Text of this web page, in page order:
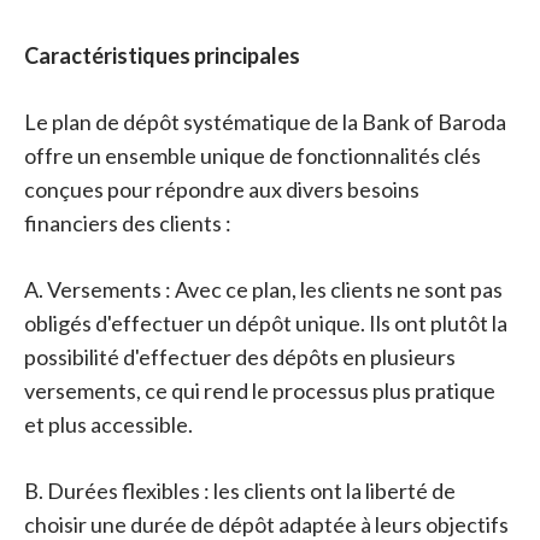
Caractéristiques principales
Le plan de dépôt systématique de la Bank of Baroda
offre un ensemble unique de fonctionnalités clés
conçues pour répondre aux divers besoins
financiers des clients :
A. Versements : Avec ce plan, les clients ne sont pas
obligés d'effectuer un dépôt unique. Ils ont plutôt la
possibilité d'effectuer des dépôts en plusieurs
versements, ce qui rend le processus plus pratique
et plus accessible.
B. Durées flexibles : les clients ont la liberté de
choisir une durée de dépôt adaptée à leurs objectifs